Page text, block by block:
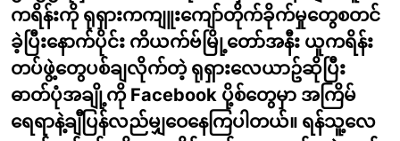
ကရိန်းကို ရုရှားကကျူးကျော်တိုက်ခိုက်မှုတွေစတင်
ခဲ့ပြီးနောက်ပိုင်း ကိယက်ဗ်မြို့တော်အနီး ယူကရိန်း
တပ်ဖွဲ့တွေပစ်ချလိုက်တဲ့ ရုရှားလေယာဥ်ဆိုပြီး
ဓာတ်ပုံအချို့ကို Facebook ပို့စ်တွေမှာ အကြိမ်
ရေရာနဲ့ချီပြန်လည်မျှဝေနေကြပါတယ်။ ရန်သူ့လေ